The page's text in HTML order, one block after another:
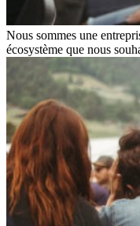
Nous sommes une
écosystème que nous